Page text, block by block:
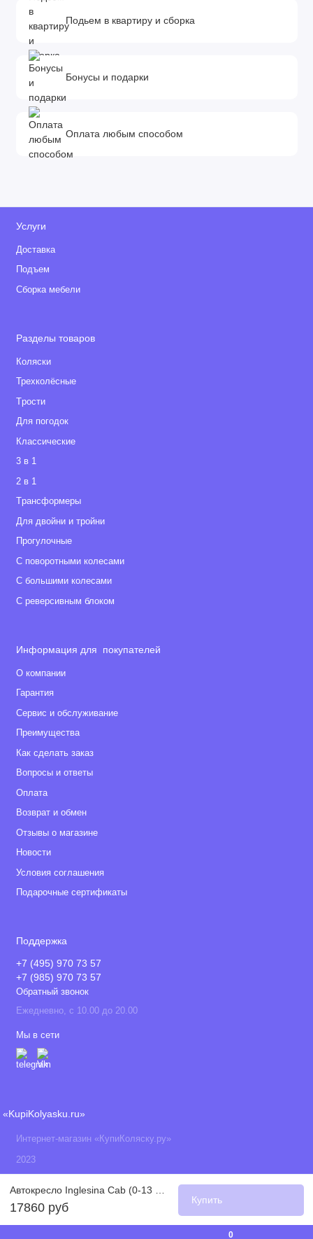
0
17860 руб
Купить
Подьем в квартиру и сборка
Бонусы и подарки
Оплата любым способом
Услуги
Доставка
Подъем
Сборка мебели
Разделы товаров
Коляски
Трехколёсные
Tрости
Для погодок
Классические
3 в 1
2 в 1
Tрансформеры
Для двойни и тройни
Прогулочные
С поворотными колесами
С большими колесами
С реверсивным блоком
Информация для покупателей
О компании
Гарантия
Сервис и обслуживание
Преимущества
Как сделать заказ
Вопросы и ответы
Оплата
Возврат и обмен
Отзывы о магазине
Новости
Условия соглашения
Подарочные сертификаты
Поддержка
+7 (495) 970 73 57
+7 (985) 970 73 57
Обратный звонок
Ежедневно, с 10.00 до 20.00
Мы в сети
«KupiKolyasku.ru»
Интернет-магазин «КупиКоляску.ру»
2023